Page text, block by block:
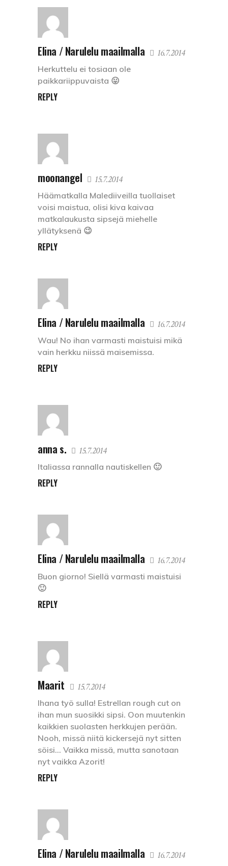
Elina / Narulelu maailmalla 16.7.2014
Herkuttelu ei tosiaan ole
paikkariippuvaista 😛
REPLY
moonangel 15.7.2014
Häämatkalla Malediiveilla tuollaiset
voisi maistua, olisi kiva kaivaa
matkalaukusta sipsejä miehelle
yllätyksenä 😉
REPLY
Elina / Narulelu maailmalla 16.7.2014
Wau! No ihan varmasti maistuisi mikä
vain herkku niissä maisemissa.
REPLY
anna s. 15.7.2014
Italiassa rannalla nautiskellen 🙂
REPLY
Elina / Narulelu maailmalla 16.7.2014
Buon giorno! Siellä varmasti maistuisi
🙂
REPLY
Maarit 15.7.2014
Ihana työ sulla! Estrellan rough cut on
ihan mun suosikki sipsi. Oon muutenkin
kaikkien suolasten herkkujen perään.
Nooh, missä niitä kickersejä nyt sitten
söisi… Vaikka missä, mutta sanotaan
nyt vaikka Azorit!
REPLY
Elina / Narulelu maailmalla 16.7.2014